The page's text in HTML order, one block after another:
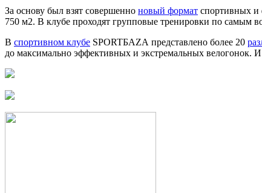
За основу был взят совершенно новый формат спортивных
750 м2. В клубе проходят групповые тренировки по самым
В спортивном клубе SPORTБАZА представлено более 20
до максимально эффективных и экстремальных велогонок.